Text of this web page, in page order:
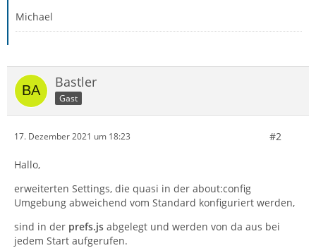
Michael
Bastler
Gast
17. Dezember 2021 um 18:23 #2
Hallo,
erweiterten Settings, die quasi in der about:config
Umgebung abweichend vom Standard konfiguriert werden,
sind in der prefs.js abgelegt und werden von da aus bei
jedem Start aufgerufen.